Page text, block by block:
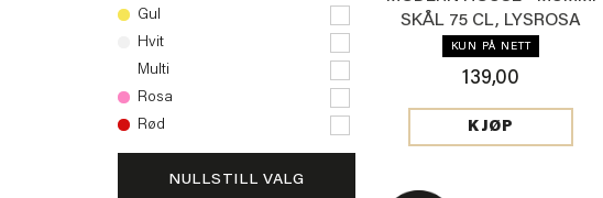
Gul
Hvit
Multi
Rosa
Rød
NULLSTILL VALG
SKÅL 75 CL, LYSROSA
KUN PÅ NETT
139,00
KJØP